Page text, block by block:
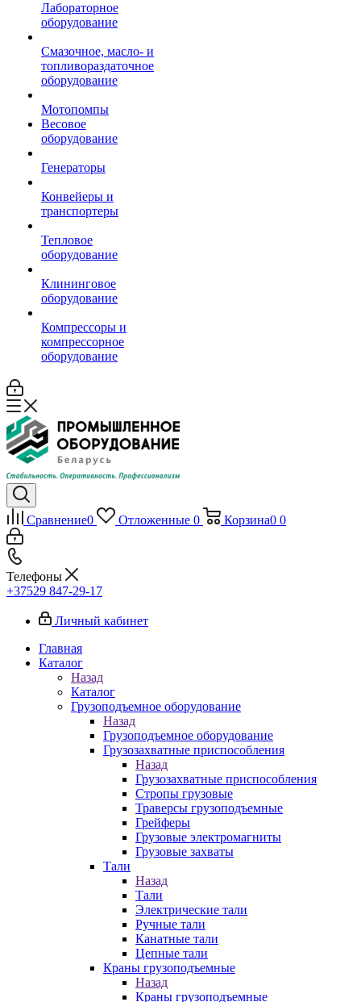
Лабораторное
оборудование
Смазочное, масло- и
топливораздаточное
оборудование
Мотопомпы
Весовое
оборудование
Генераторы
Конвейеры и
транспортеры
Тепловое
оборудование
Клининговое
оборудование
Компрессоры и
компрессорное
оборудование
Сравнение0 Отложенные 0 Корзина0 0
Телефоны
+37529 847-29-17‬
Личный кабинет
Главная
Каталог
Назад
Каталог
Грузоподъемное оборудование
Назад
Грузоподъемное оборудование
Грузозахватные приспособления
Назад
Грузозахватные приспособления
Стропы грузовые
Траверсы грузоподъемные
Грейферы
Грузовые электромагниты
Грузовые захваты
Тали
Назад
Тали
Электрические тали
Ручные тали
Канатные тали
Цепные тали
Краны грузоподъемные
Назад
Краны грузоподъемные